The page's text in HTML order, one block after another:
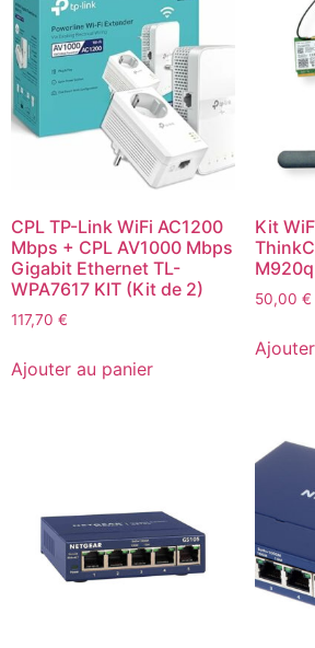
CPL TP-Link WiFi AC1200
Mbps + CPL AV1000 Mbps
Gigabit Ethernet TL-
WPA7617 KIT (Kit de 2)
117,70 €
Ajouter au panier
Kit
M920q
50,00 €